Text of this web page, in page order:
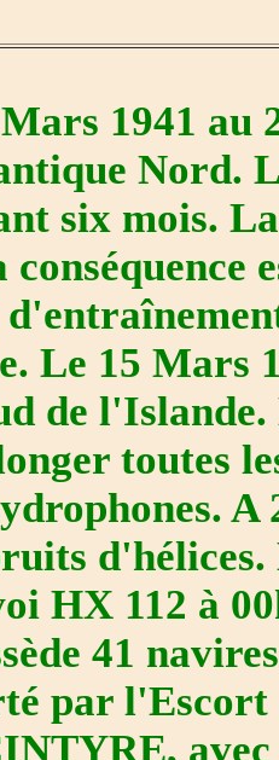
1941 au
Nord.
six mois.
conséquence
Le 15 Mars
de
toutes
HX 112 à
41
par